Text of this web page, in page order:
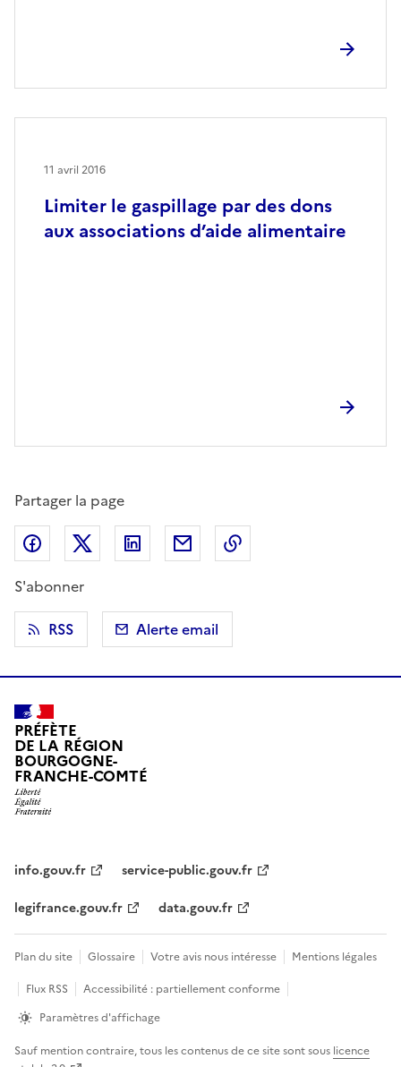
Limiter le gaspillage par des dons
aux associations d’aide alimentaire
11 avril 2016
Partager la page
Partager sur Facebook
Partager sur X (anciennement Twitter)
Partager sur LinkedIn
Partager par email
S'abonner
RSS
Alerte email
PRÉFÈTE
DE LA RÉGION
BOURGOGNE-
FRANCHE-COMTÉ
info.gouv.fr
service-public.gouv.fr
legifrance.gouv.fr
data.gouv.fr
Plan du site Glossaire Votre avis nous intéresse
Mentions légales
Flux RSS
Accessibilité : partiellement conforme
Paramètres d'affichage
Sauf mention contraire, tous les contenus de ce site sont sous licence